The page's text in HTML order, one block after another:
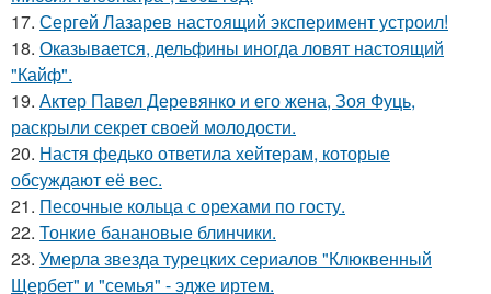
17. Сергей Лазарев настоящий эксперимент устроил!
18. Оказывается, дельфины иногда ловят настоящий
"Кайф".
19. Актер Павел Деревянко и его жена, Зоя Фуць,
раскрыли секрет своей молодости.
20. Настя федько ответила хейтерам, которые
обсуждают её вес.
21. Песочные кольца с орехами по госту.
22. Тонкие банановые блинчики.
23. Умерла звезда турецких сериалов "Клюквенный
Щербет" и "семья" - эдже иртем.